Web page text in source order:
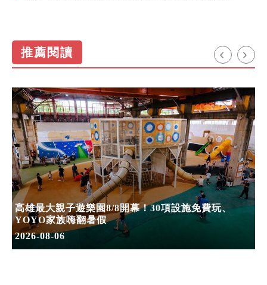
推薦閱讀
高雄最大親子遊樂園8/8開幕！30項設施免費玩、
YOYO家族嗨翻暑假
2026-08-06